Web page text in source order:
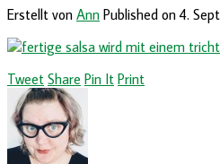
Erstellt von Ann Published on4.
Tweet Share Pin It Print